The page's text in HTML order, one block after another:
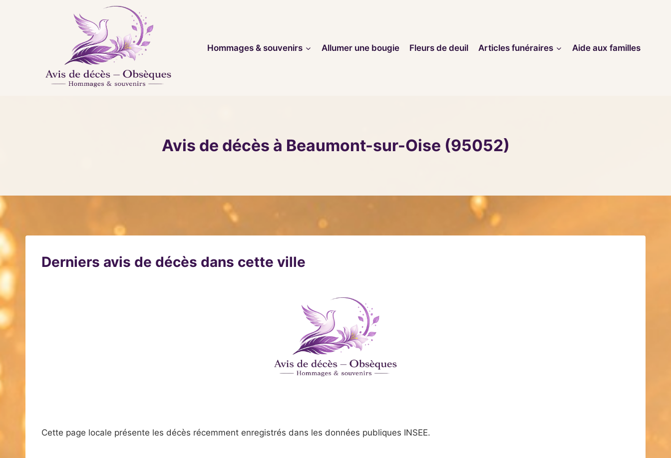
Hommages & souvenirs
Allumer une bougie Fleurs de deuil Articles funéraires Aide aux familles
Avis de décès à Beaumont-sur-Oise (95052)
Derniers avis de décès dans cette ville
Cette page locale présente les décès récemment enregistrés dans les données publiques INSEE.